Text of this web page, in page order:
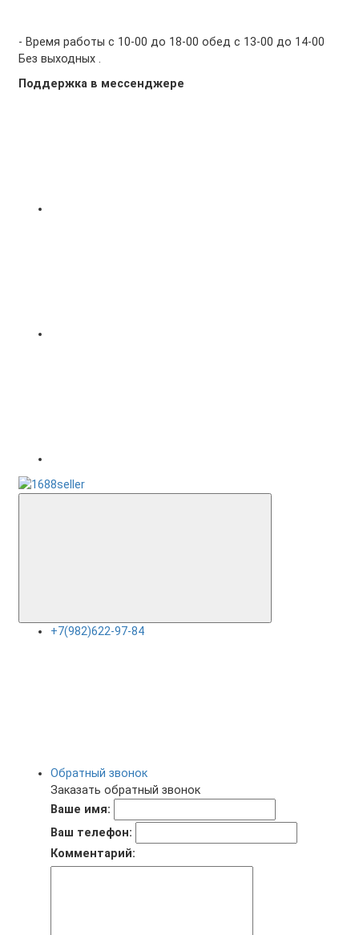
- Время работы с 10-00 до 18-00 обед с 13-00 до 14-00
Без выходных .
Поддержка в мессенджере
+7(982)622-97-84
Обратный звонок
Заказать обратный звонок
Ваше имя:
Ваш телефон:
Комментарий: